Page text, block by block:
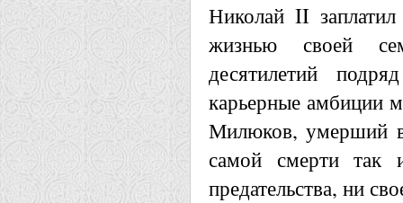
Николай II
жизнью своей
десятилетий
карьерные амбиции
Милюков, умерший
самой смерти так
предательства, ни